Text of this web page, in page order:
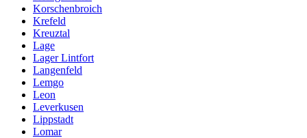
Korschenbroich
Krefeld
Kreuztal
Lage
Lager Lintfort
Langenfeld
Lemgo
Leon
Leverkusen
Lippstadt
Lomar